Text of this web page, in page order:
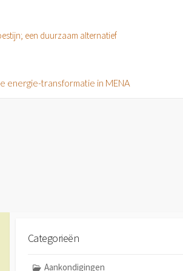
een duurzaam alternatief
energie-transformatie in MENA
Categorieën
Aankondigingen